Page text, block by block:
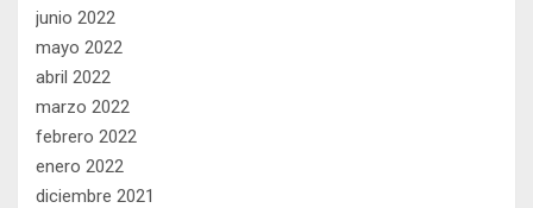
junio 2022
mayo 2022
abril 2022
marzo 2022
febrero 2022
enero 2022
diciembre 2021